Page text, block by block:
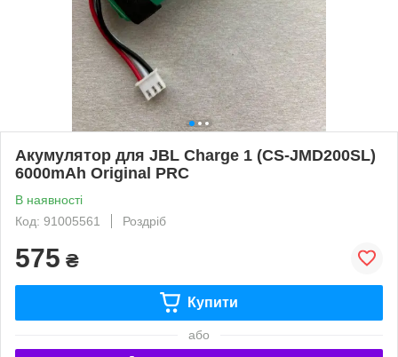
Акумулятор для JBL Charge 1 (CS-JMD200SL)
6000mAh Original PRC
В наявності
Код: 91005561
Роздріб
575 ₴
Купити
або